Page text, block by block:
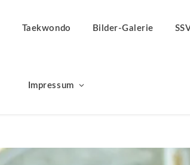
Taekwondo Bilder-Galerie
Impressum